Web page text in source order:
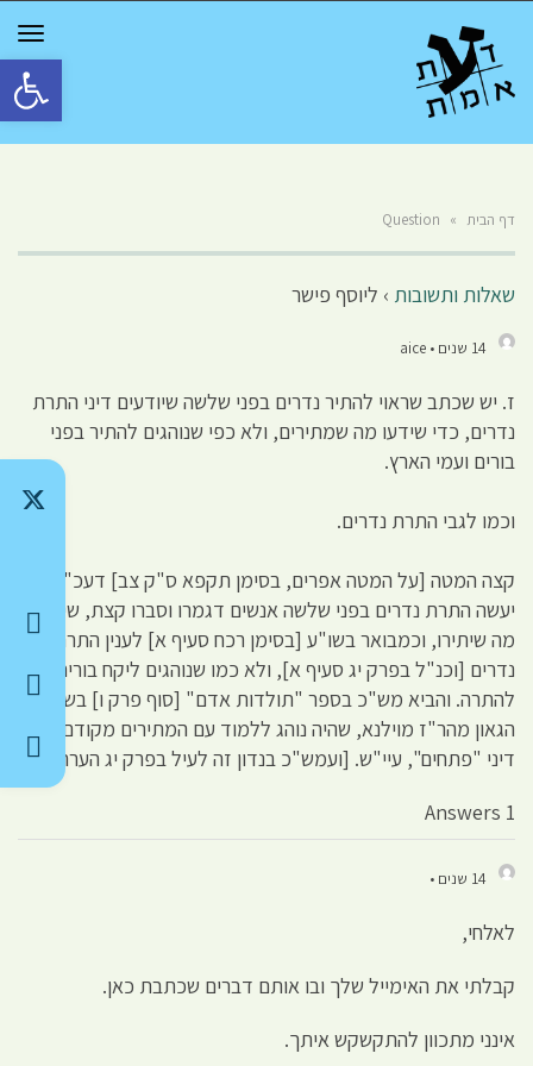
פתח
דף הבית »
Question
שאלות ותשובות › ליוסף פישר
14 שנים • aice
ז. יש שכתב שראוי להתיר נדרים בפני שלשה שיודעים דיני התרת
נדרים, כדי שידעו מה שמתירים, ולא כפי שנוהגים להתיר בפני
בורים ועמי הארץ.
וכמו לגבי התרת נדרים.
קצה המטה [על המטה אפרים, בסימן תקפא ס"ק צב] דעכ"פ
יעשה התרת נדרים בפני שלשה אנשים דגמרו וסברו קצת, שידעו
מה שיתירו, וכמבואר בשו"ע [בסימן רכח סעיף א] לענין התרת
נדרים [וכנ"ל בפרק יג סעיף א], ולא כמו שנוהגים ליקח בורים
להתרה. והביא מש"כ בספר "תולדות אדם" [סוף פרק ו] בשבחי
הגאון מהר"ז מוילנא, שהיה נוהג ללמוד עם המתירים מקודם כל
דיני "פתחים", עיי"ש. [ועמש"כ בנדון זה לעיל בפרק יג הערה ז].
1 Answers
14 שנים •
לאלחי,
קבלתי את האימייל שלך ובו אותם דברים שכתבת כאן.
אינני מתכוון להתקשקש איתך.